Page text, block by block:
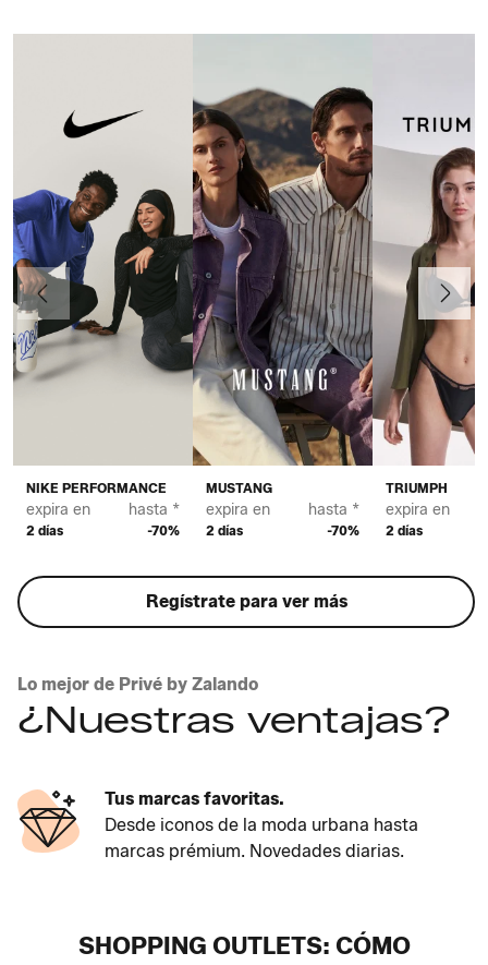
NIKE PERFORMANCE
expira en
2 días
hasta *
-70%
MUSTANG
expira en
2 días
hasta *
-70%
TRIUMPH
expira en
2 días
Anteriormente
Regístrate para ver más
Lo mejor de Privé by Zalando
¿Nuestras ventajas?
Tus marcas favoritas.
Desde iconos de la moda urbana hasta
marcas prémium. Novedades diarias.
SHOPPING OUTLETS: CÓMO